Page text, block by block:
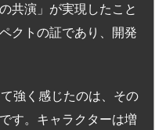
共演」が実現したこと
クトの証であり、開発
強く感じたのは、その
です。キャラクターは増